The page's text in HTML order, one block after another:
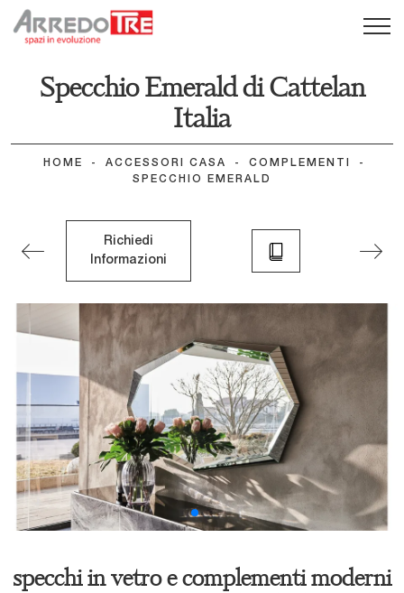
Specchio Emerald di Cattelan
Italia
HOME - ACCESSORI CASA - COMPLEMENTI
-
SPECCHIO EMERALD
Richiedi
Informazioni
specchi in vetro e complementi moderni